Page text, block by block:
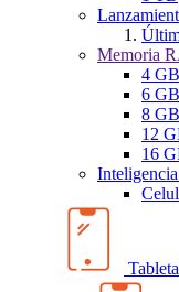
Memoria
4 GB
6 GB
8 GB
12
16